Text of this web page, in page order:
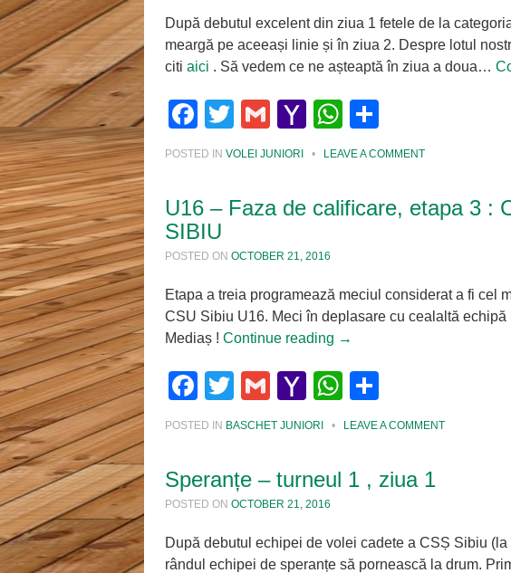
După debutul excelent din ziua 1 fetele de la
meargă pe aceeași linie și în ziua 2. Despre lotul
citi aici . Să vedem ce ne așteaptă în ziua a doua…
Facebook
Twitter
GmailYahoo
Mail
WhatsApp
POSTED IN VOLEI JUNIORI • LEAVE A COMMENT
U16 – Faza de calificare, etapa 3 :
SIBIU
POSTED ON OCTOBER 21, 2016
Etapa a treia programează meciul considerat a fi cel
CSU Sibiu U16. Meci în deplasare cu cealaltă
Mediaș ! Continue reading →
Facebook
Twitter
GmailYahoo
Mail
WhatsApp
POSTED IN BASCHET JUNIORI • LEAVE A COMMENT
Speranțe – turneul 1 , ziua 1
POSTED ON OCTOBER 21, 2016
După debutul echipei de volei cadete a CSȘ Sibiu
rândul echipei de speranțe să pornească la drum.